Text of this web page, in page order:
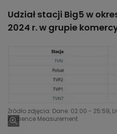
Udział stacji Big5 w
2024 r. w grupie
Źródło zdjęcia: Dane: 02:00 - 25:59,
Audience Measurement